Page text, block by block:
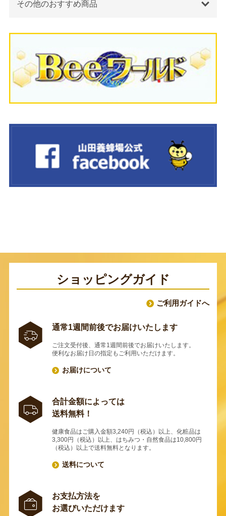
その他のおすすめ商品
ショッピングガイド
ご利用ガイドへ
通常1週間前後でお届けいたします
ご注文受付後、通常1週間前後でお届けいたします。
便利なお届け日の指定もご利用いただけます。
お届けについて
合計金額によっては
送料無料！
健康食品はご購入金額3,240円（税込）以上、化粧品は
3,300円（税込）以上、はちみつ・自然食品は10,800円
（税込）以上で送料無料となります。
送料について
お支払方法を
お選びいただけます